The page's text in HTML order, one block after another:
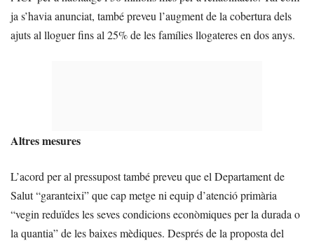
ja s’havia anunciat, també preveu l’augment de la cobertura dels
ajuts al lloguer fins al 25% de les famílies llogateres en dos anys.
Altres mesures
L’acord per al pressupost també preveu que el Departament de
Salut “garanteixi” que cap metge ni equip d’atenció primària
“vegin reduïdes les seves condicions econòmiques per la durada o
la quantia” de les baixes mèdiques. Després de la proposta del